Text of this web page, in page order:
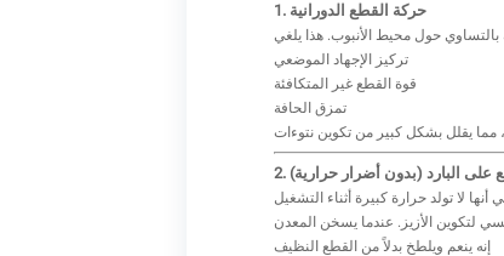
1. حركة القطع الدورانية
تركيز الإجهاد الموضعي
قوة القطع غير المتكافئة
تمزق الحافة
على البارد (بدون أضرار حرارية)
إنه ينعم ويلطخ بدلاً من القطع النظيف